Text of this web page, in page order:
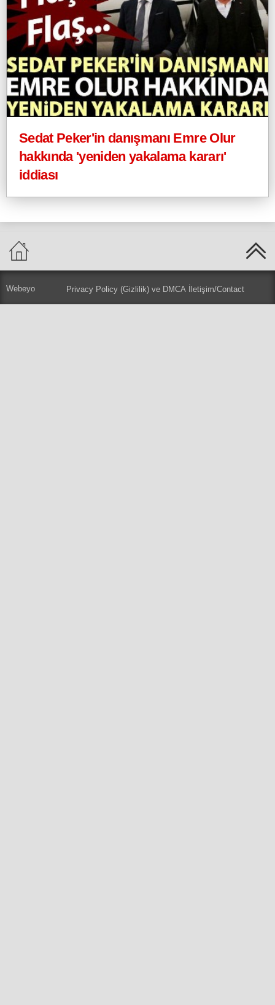
Sedat Peker'in danışmanı Emre Olur
hakkında 'yeniden yakalama kararı'
iddiası
Webeyo Privacy Policy (Gizlilik) ve DMCA İletişim/Contact